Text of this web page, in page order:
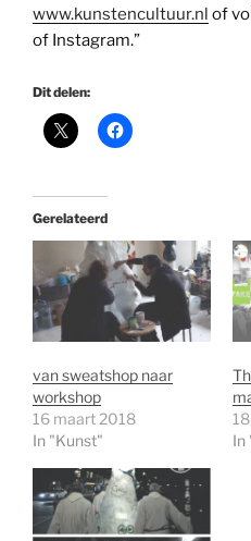
www.kunstencultuur.nl of
of Instagram.”
Dit delen:
Gerelateerd
van sweatshop naar
workshop
16 maart 2018
In "Kunst"
In